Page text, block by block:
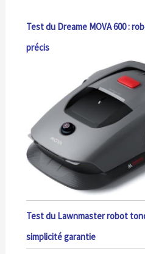
Test du Dreame MOVA 600 :
précis
Test du Lawnmaster robot
simplicité garantie